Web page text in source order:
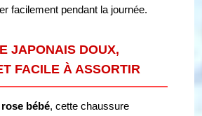
facilement pendant la journée.
JAPONAIS DOUX,
FACILE À ASSORTIR
rose bébé, cette chaussure